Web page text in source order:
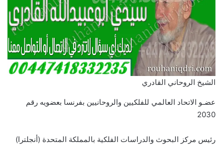
الشيخ الروحاني القادري
عضـو الاتحاد العالمي للفلكيين والروحانيين بفرنسا بعضويه رقم
2030
رئيس مركز البحوث والدراسات الفلكية بالمملكة المتحدة (أنجلترا)